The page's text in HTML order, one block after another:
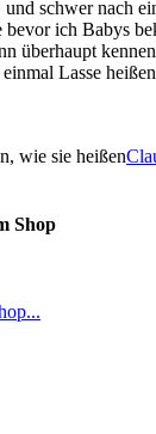
schwer nach
ich Babys
überhaupt
einmal Lasse
wie sie heißen
Shop